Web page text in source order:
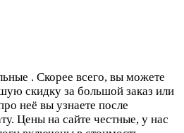
. Скорее всего, вы можете
скидку за большой заказ или
неё вы узнаете после
Цены на сайте честные, у нас